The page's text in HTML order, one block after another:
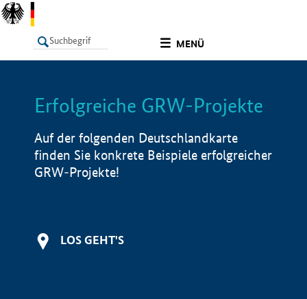
MENÜ
LISTE Info
Erfolgreiche GRW-Projekte
Auf der folgenden Deutschlandkarte
finden Sie konkrete Beispiele erfolgreicher
GRW-Projekte!
LOS GEHT'S